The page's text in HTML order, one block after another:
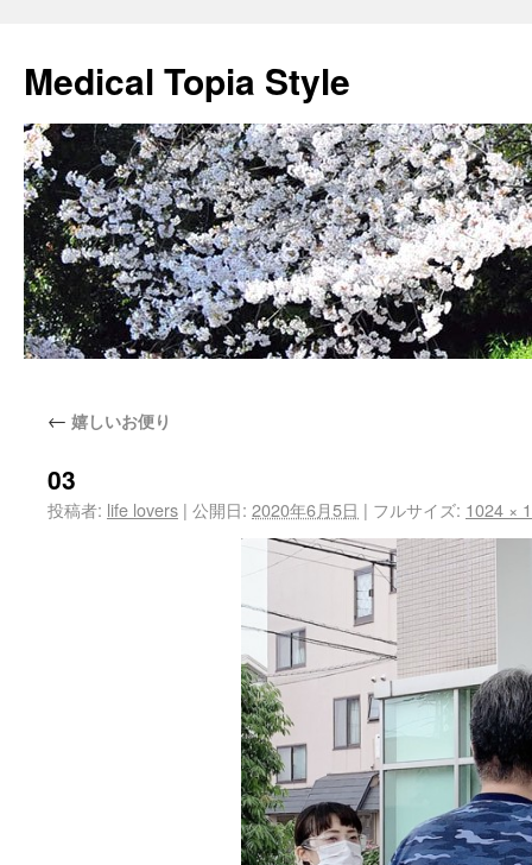
Medical Topia Style
← 嬉しいお便り
03
投稿者: life lovers | 公開日: 2020年6月5日 | フルサイズ: 1024 ×